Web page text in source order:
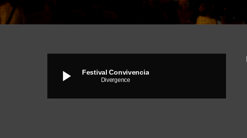
play_arrow Festival Convivencia
Divergence